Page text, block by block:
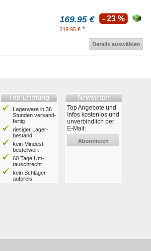
169.95 €
219.95 € *
- 23 %
Details auswählen
Top Leistung
Lagerware in 36
Stunden ver­sand­
fertig
riesiger Lager­
bestand
kein Mindest­
bestell­wert
60 Tage Um­
tausch­recht
kein Schläger­
aufpreis
Newsletter
Top Angebote und
Infos kostenlos und
unverbindlich per
E-Mail:
Abonnieren